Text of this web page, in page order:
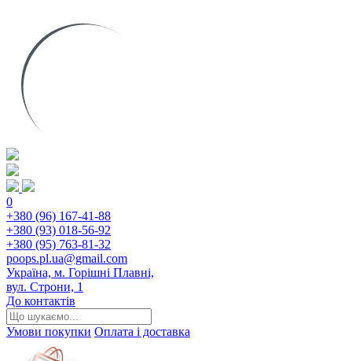
0
+380 (96) 167-41-88
+380 (93) 018-56-92
+380 (95) 763-81-32
poops.pl.ua@gmail.com
Україна, м. Горішні Плавні,
вул. Строни, 1
До контактів
Умови покупки Оплата і доставка